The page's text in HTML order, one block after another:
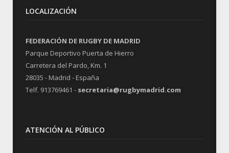
LOCALIZACIÓN
FEDERACIÓN DE RUGBY DE MADRID
Parque Deportivo Puerta de Hierro
Carretera del Pardo, Km. 1
28035 - Madrid - España
Telf. 913769461 - secretaria@rugbymadrid.com
ATENCIÓN AL PÚBLICO